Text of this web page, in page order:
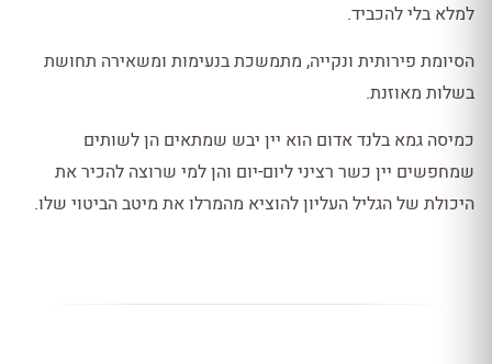
למלא בלי להכביד.
הסיומת פירותית ונקייה, מתמשכת בנעימות ומשאירה תחושת
בשלות מאוזנת.
כמיסה גמא בלנד אדום הוא יין יבש שמתאים הן לשותים
שמחפשים יין כשר רציני ליום-יום והן למי שרוצה להכיר את
היכולת של הגליל העליון להוציא מהמרלו את מיטב הביטוי שלו.